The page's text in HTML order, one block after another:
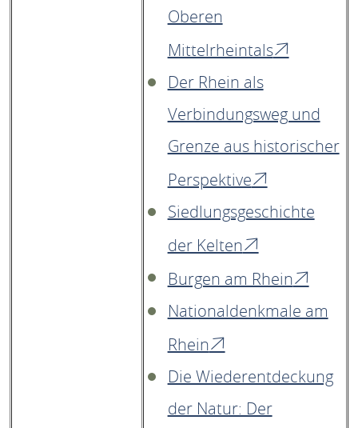
Oberen
Mittelrheintals
Der Rhein als
Verbindungsweg und
Grenze aus historischer
Perspektive
Siedlungsgeschichte
der Kelten
Burgen am Rhein
Nationaldenkmale am
Rhein
Die Wiederentdeckung
der Natur: Der